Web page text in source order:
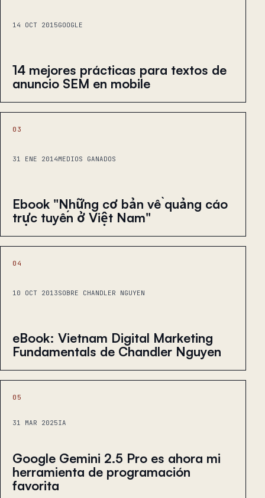
14 OCT 2015GOOGLE
14 mejores prácticas para textos de
anuncio SEM en mobile
03
31 ENE 2014MEDIOS GANADOS
Ebook "Những cơ bản về quảng cáo
trực tuyến ở Việt Nam"
04
10 OCT 2013SOBRE CHANDLER NGUYEN
eBook: Vietnam Digital Marketing
Fundamentals de Chandler Nguyen
05
31 MAR 2025IA
Google Gemini 2.5 Pro es ahora mi
herramienta de programación
favorita